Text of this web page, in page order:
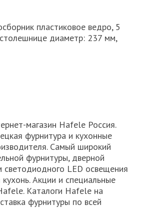
пластиковое ведро, 5
диаметр: 237 мм,
магазин Hafele Россия.
фурнитура и кухонные
Самый широкий
фурнитуры, дверной
светодиодного LED освещения
Акции и специальные
Каталоги Hafele на
фурнитуры по всей